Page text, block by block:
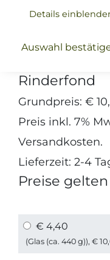
Details ein
Auswahl
Wurst Gläser
Rinderfond
Grundpreis: €
Preis inkl. 7%
Versandkosten.
Lieferzeit: 2-4
Preise
€ 4,40
(Glas (ca. 440 g)), €